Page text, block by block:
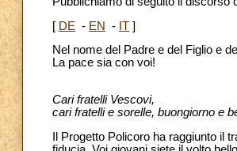
[ DE - EN - IT ]
Nel nome del Padre e del Figlio e
La pace sia con voi!
Cari fratelli Vescovi,
cari fratelli e sorelle, buongiorno e
Il Progetto Policoro ha raggiunto il